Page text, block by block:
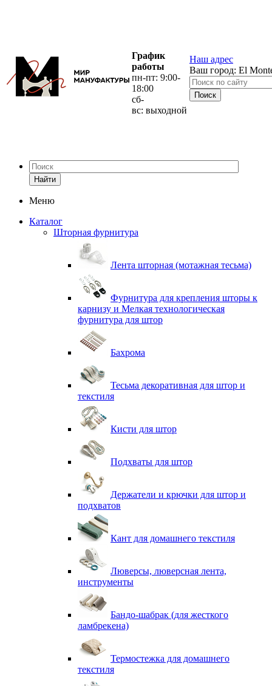
График
работы
пн-пт: 9:00-
18:00
сб-
вс: выходной
Наш адрес
Ваш город: El
Найти
Меню
Каталог
Шторная фурнитура
Лента шторная (мотажная тесьма)
Фурнитура для крепления шторы к
карнизу и Мелкая технологическая
фурнитура для штор
Бахрома
Тесьма декоративная для штор и
текстиля
Кисти для штор
Подхваты для штор
Держатели и крючки для штор и
подхватов
Кант для домашнего текстиля
Люверсы, люверсная лента,
инструменты
Бандо-шабрак (для жесткого
ламбрекена)
Термостежка для домашнего
текстиля